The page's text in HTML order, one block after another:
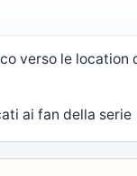
verso le location
ai fan della serie